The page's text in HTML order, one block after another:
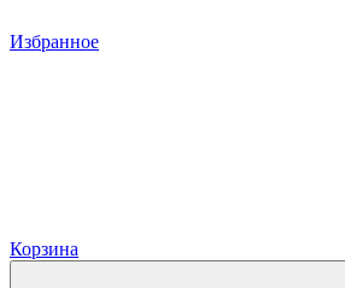
Избранное
Корзина